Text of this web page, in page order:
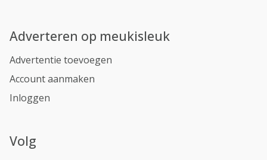
Adverteren op meukisleuk
Advertentie toevoegen
Account aanmaken
Inloggen
Volg